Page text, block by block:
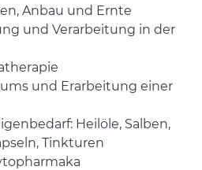
Anbau und Ernte
und Verarbeitung in der
und Erarbeitung einer
Heilöle, Salben,
Tinkturen